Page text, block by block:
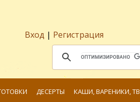
Вход | Регистрация
ДЕСЕРТЫ КАШИ, ВАРЕНИКИ,